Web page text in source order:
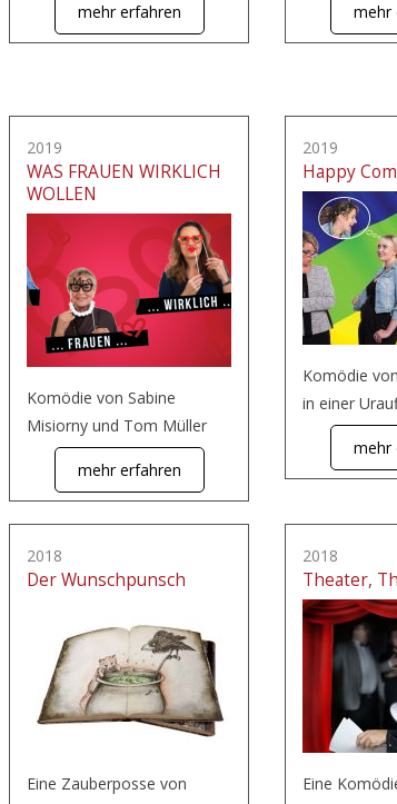
mehr erfahren mehr
2019
WAS FRAUEN WIRKLICH
WOLLEN
Komödie von Sabine
Misiorny und Tom Müller
mehr erfahren
2019
Happy
Komödie
in einer
mehr
2018
Der Wunschpunsch
Eine Zauberposse von
2018
Theater,
Eine